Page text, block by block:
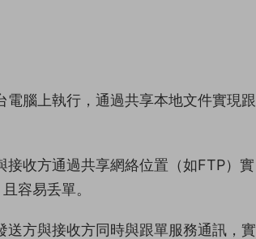
腦上執行，通過共享本地文件實現跟
收方通過共享網絡位置（如FTP）實
容易丢單。
方與接收方同時與跟單服務通訊，實